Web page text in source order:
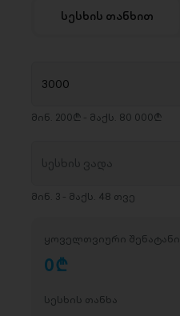
სესხის თანხით
მინ. 200₾ - მაქს. 80 000₾
მინ. 3 - მაქს. 48 თვე
ყოველთვიური შენატანი
0D
სესხის თანხა